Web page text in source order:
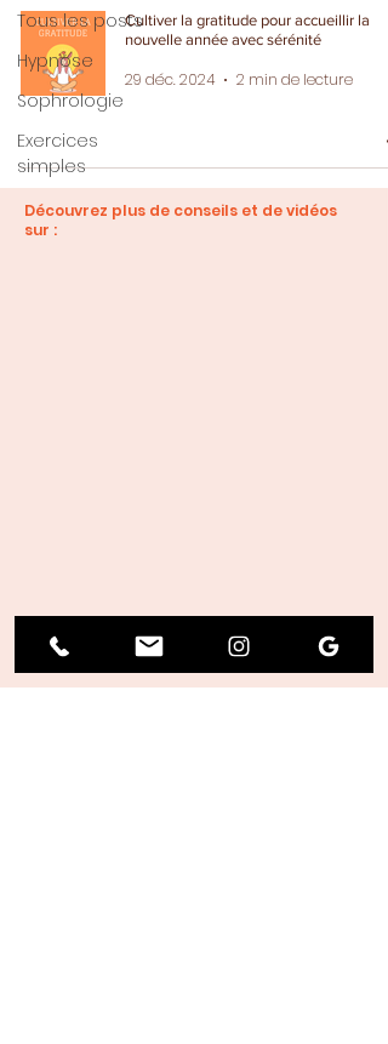
Tous les posts
Hypnose
Sophrologie
Exercices
simples
Cultiver la gratitude pour accueillir la
nouvelle année avec sérénité
29 déc. 2024 2 min de lecture
Découvrez plus de conseils et de vidéos
sur :